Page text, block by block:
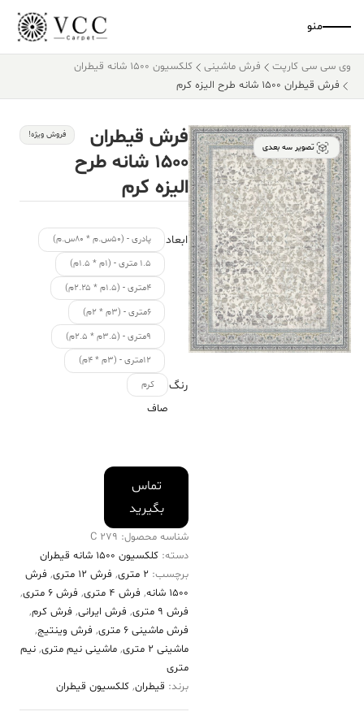
منو
وی سی سی کارپت فرش ماشینی
کلکسیون ۱۵۰۰ شانه قیطران
فرش قیطران ۱۵۰۰ شانه طرح الیزه کرم
تصویر سه بعدی
فرش قیطران
۱۵۰۰ شانه طرح
الیزه کرم
فروش ویژه!
ابعاد
پادری - (۵۰س.م * ۸۰س.م)
۱.۵ متری - (۱م * ۱.۵م)
۴متری - (۱.۵م * ۲.۲۵م)
۶متری - (۳م * ۲م)
۹متری - (۳.۵م * ۲.۵م)
۱۲متری - (۳م * ۴م)
رنگ کرم
صاف
تماس
بگیرید
شناسه محصول: 279 C
دسته: کلکسیون ۱۵۰۰ شانه قیطران
برچسب: 2 متری , فرش 12 متری , فرش
۱۵۰۰ شانه
, فرش 4 متری , فرش 6 متری
,
فرش 9 متری
, فرش ایرانی, فرش کرم,
فرش ماشینی 6 متری
, فرش وینتیج,
ماشینی 2 متری
, ماشینی نیم متری, نیم
متری
برند: قیطران, کلکسیون قیطران